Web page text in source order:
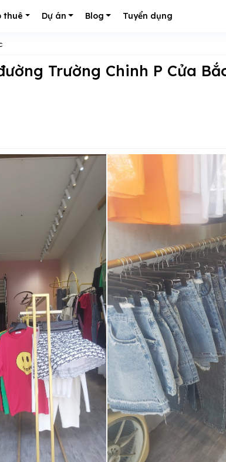
thuê Dự án Blog Tuyển dụng